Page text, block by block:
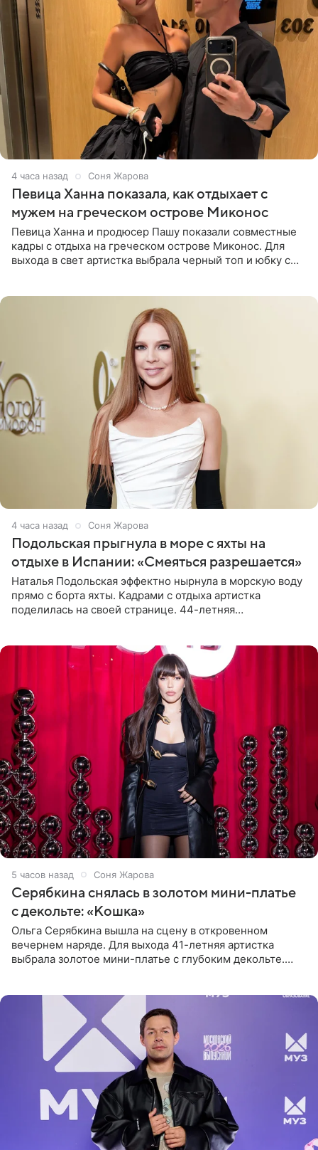
4 часа назад Соня Жарова
Певица Ханна показала, как отдыхает с
мужем на греческом острове Миконос
Певица Ханна и продюсер Пашу показали совместные
кадры с отдыха на греческом острове Миконос. Для
выхода в свет артистка выбрала черный топ и юбку с
4 часа назад Соня Жарова
Подольская прыгнула в море с яхты на
отдыхе в Испании: «Смеяться разрешается»
Наталья Подольская эффектно нырнула в морскую воду
прямо с борта яхты. Кадрами с отдыха артистка
поделилась на своей странице. 44-летняя
5 часов назад Соня Жарова
Серябкина снялась в золотом мини-платье
с декольте: «Кошка»
Ольга Серябкина вышла на сцену в откровенном
вечернем наряде. Для выхода 41-летняя артистка
выбрала золотое мини-платье с глубоким декольте.